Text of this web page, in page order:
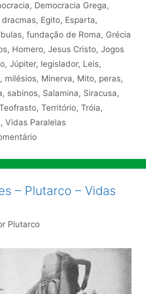
, Democracia Grega,
dracmas, Egito, Esparta,
, fundação de Roma, Grécia
, Homero, Jesus Cristo, Jogos
, Júpiter, legislador, Leis,
, milésios, Minerva, Mito, peras,
, sabinos, Salamina, Siracusa,
, Território, Tróia,
, Vidas Paralelas
– Plutarco – Vidas
Plutarco